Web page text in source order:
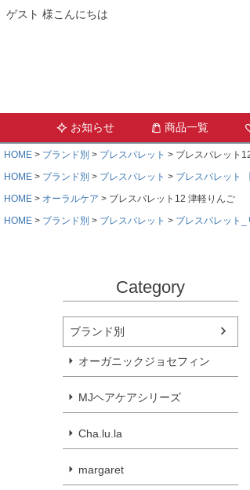
ゲスト 様こんにちは
お知らせ 商品一覧
HOME ブランド別 ブレスパレット
ブレスパレット
HOME
ブランド別 ブレスパレット ブレスパレット
HOME
オーラルケア
ブレスパレット12 津軽りんご
HOME
ブランド別 ブレスパレット ブレスパレット_
Category
ブランド別
オーガニックジョセフィン
MJヘアケアシリーズ
Cha.lu.la
margaret